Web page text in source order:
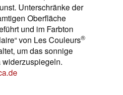
Unterschränke der
Oberfläche
und im Farbton
von Les Couleurs®
um das sonnige